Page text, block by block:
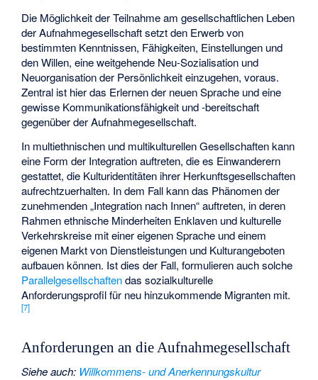
Die Möglichkeit der Teilnahme am gesellschaftlichen Leben
der Aufnahmegesellschaft setzt den Erwerb von
bestimmten Kenntnissen, Fähigkeiten, Einstellungen und
den Willen, eine weitgehende Neu-Sozialisation und
Neuorganisation der Persönlichkeit einzugehen, voraus.
Zentral ist hier das Erlernen der neuen Sprache und eine
gewisse Kommunikationsfähigkeit und -bereitschaft
gegenüber der Aufnahmegesellschaft.
In multiethnischen und multikulturellen Gesellschaften kann
eine Form der Integration auftreten, die es Einwanderern
gestattet, die Kulturidentitäten ihrer Herkunftsgesellschaften
aufrechtzuerhalten. In dem Fall kann das Phänomen der
zunehmenden „Integration nach Innen“ auftreten, in deren
Rahmen ethnische Minderheiten Enklaven und kulturelle
Verkehrskreise mit einer eigenen Sprache und einem
eigenen Markt von Dienstleistungen und Kulturangeboten
aufbauen können. Ist dies der Fall, formulieren auch solche
Parallelgesellschaftendas sozialkulturelle
Anforderungsprofil für neu hinzukommende Migranten mit.
[7]
Anforderungen an die Aufnahmegesellschaft
Siehe auch: Willkommens- und Anerkennungskultur